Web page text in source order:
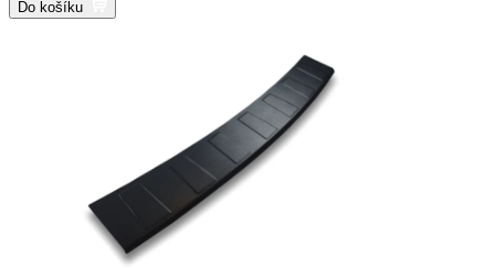
Do košíku